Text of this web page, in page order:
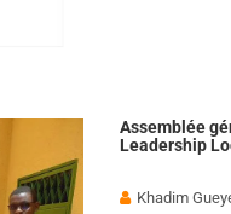
Assemblée
Leadership
Khadim